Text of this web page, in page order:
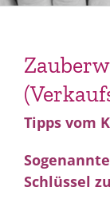
Tipps vom
Schlüssel